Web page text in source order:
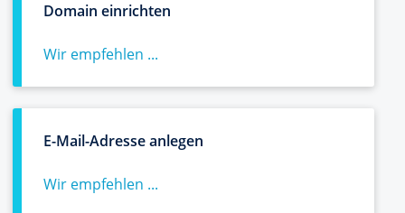
Domain einrichten
Wir empfehlen ...
E-Mail-Adresse anlegen
Wir empfehlen ...